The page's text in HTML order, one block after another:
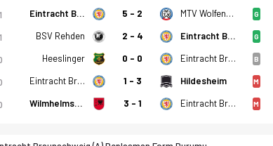
Eintracht Braunschweig (A) 5 - 2 MTV Wolfenbuttel G
BSV Rehden 2 - 4 Eintracht Braunschweig (A) G
Heeslinger 0 - 0 Eintracht Braunschweig (A) B
Eintracht Braunschweig (A) 1 - 3 Hildesheim M
Wilmhelmshaven 3 - 1 Eintracht Braunschweig (A) M